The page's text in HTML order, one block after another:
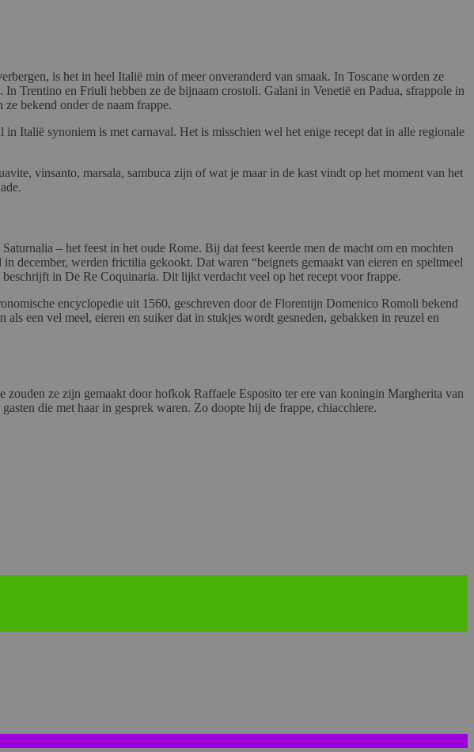
is het in heel Italië min of meer onveranderd van smaak. In Toscane worden ze
Trentino en Friuli hebben ze de bijnaam crostoli. Galani in Venetië en Padua, sfrappole in
bekend onder de naam frappe.
Italië synoniem is met carnaval. Het is misschien wel het enige recept dat in alle regionale
vinsanto, marsala, sambuca zijn of wat je maar in de kast vindt op het moment van het
– het feest in het oude Rome. Bij dat feest keerde men de macht om en mochten
december, werden frictilia gekookt. Dat waren “beignets gemaakt van eieren en speltmeel
in De Re Coquinaria. Dit lijkt verdacht veel op het recept voor frappe.
encyclopedie uit 1560, geschreven door de Florentijn Domenico Romoli bekend
een vel meel, eieren en suiker dat in stukjes wordt gesneden, gebakken in reuzel en
ze zijn gemaakt door hofkok Raffaele Esposito ter ere van koningin Margherita van
die met haar in gesprek waren. Zo doopte hij de frappe, chiacchiere.